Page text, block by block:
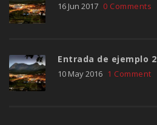
16 Jun 2017 0 Comments
Entrada de ejemplo 2
10 May 2016 1 Comment